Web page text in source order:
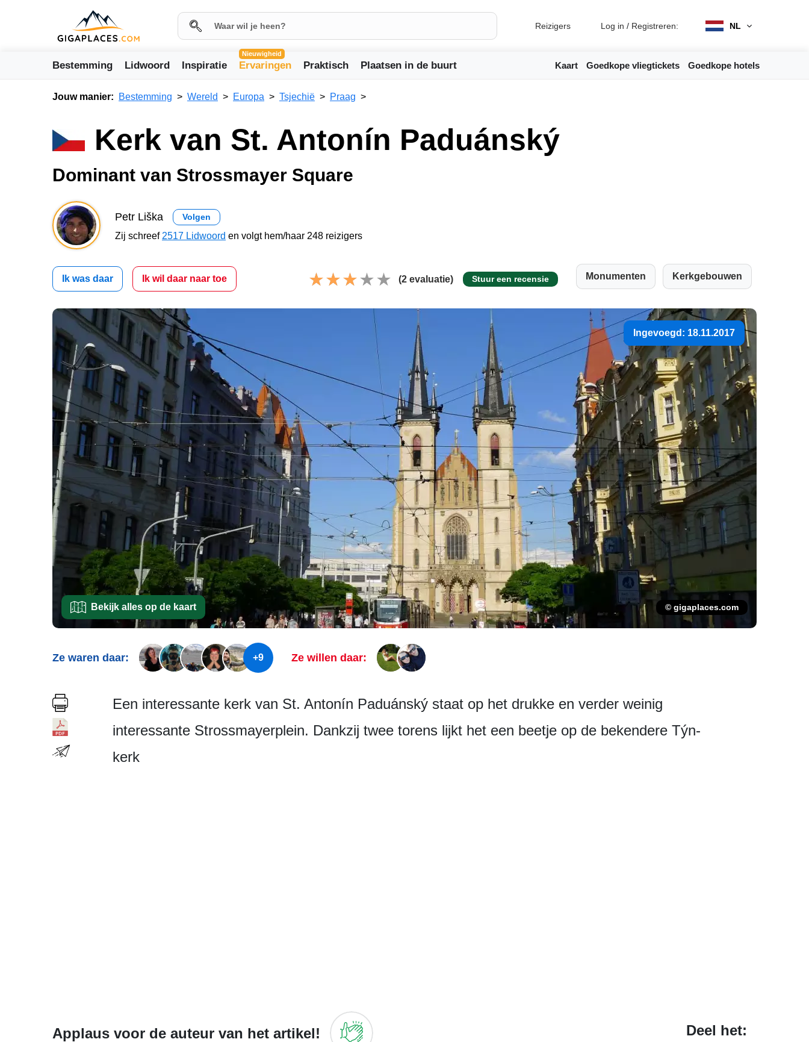
Reizigers Log in / Registreren: NL
Bestemming Lidwoord Inspiratie
Nieuwigheid
Ervaringen Praktisch Plaatsen in de buurt Kaart Goedkope vliegtickets Goedkope hotels
Jouw manier: Bestemming Wereld Europa Tsjechië Praag
Kerk van St. Antonín Paduánský
Dominant van Strossmayer Square
Petr Liška Volgen
Zij schreef 2517 Lidwoord en volgt hem/haar 248 reizigers
Ik was daar Ik wil daar naar toe (2 evaluatie) Stuur een recensie Monumenten Kerkgebouwen
Ingevoegd: 18.11.2017
Bekijk alles op de kaart © gigaplaces.com
Ze waren daar: +9 Ze willen daar:
Een interessante kerk van St. Antonín Paduánský staat op het drukke en verder weinig
interessante Strossmayerplein. Dankzij twee torens lijkt het een beetje op de bekendere Týn-
kerk
Applaus voor de auteur van het artikel! Deel het: